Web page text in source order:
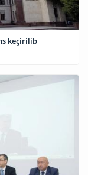
keçirilib